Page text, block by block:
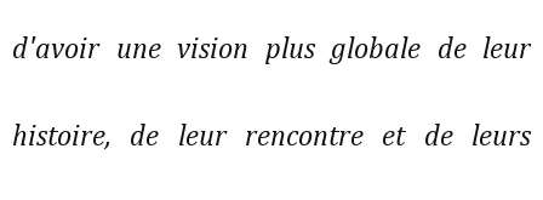
d'avoir une vision plus globale de leur
histoire, de leur rencontre et de leurs